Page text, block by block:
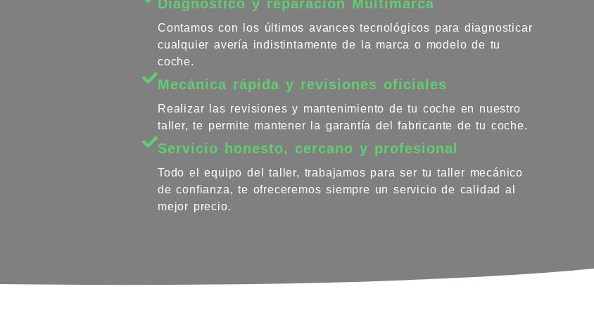
Diagnóstico y reparación Multimarca
Contamos con los últimos avances tecnológicos para diagnosticar
cualquier avería indistintamente de la marca o modelo de tu
coche.
Mecánica rápida y revisiones oficiales
Realizar las revisiones y mantenimiento de tu coche en nuestro
taller, te permite mantener la garantía del fabricante de tu coche.
Servicio honesto, cercano y profesional
Todo el equipo del taller, trabajamos para ser tu taller mecánico
de confianza, te ofreceremos siempre un servicio de calidad al
mejor precio.